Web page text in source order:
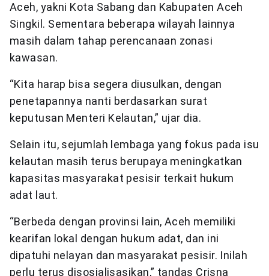
Aceh, yakni Kota Sabang dan Kabupaten Aceh
Singkil. Sementara beberapa wilayah lainnya
masih dalam tahap perencanaan zonasi
kawasan.
“Kita harap bisa segera diusulkan, dengan
penetapannya nanti berdasarkan surat
keputusan Menteri Kelautan,” ujar dia.
Selain itu, sejumlah lembaga yang fokus pada isu
kelautan masih terus berupaya meningkatkan
kapasitas masyarakat pesisir terkait hukum
adat laut.
“Berbeda dengan provinsi lain, Aceh memiliki
kearifan lokal dengan hukum adat, dan ini
dipatuhi nelayan dan masyarakat pesisir. Inilah
perlu terus disosialisasikan,” tandas Crisna